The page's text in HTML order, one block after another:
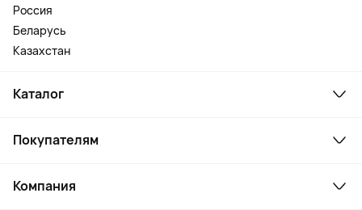
Россия
Беларусь
Казахстан
Каталог
Ноутбуки, мониторы, VR
Косметика и уход
Покупателям
Как заказать
Компания